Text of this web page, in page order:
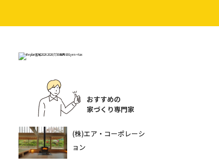
おすすめの
家づくり専門家
(株)エア・コーポレーシ
ョン